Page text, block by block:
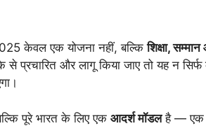
केवल एक योजना नहीं, बल्किशिक्षा,
प्रचारित और लागू किया जाए तो यह न सिर्फ
पूरे भारत के लिए एक आदर्श मॉडलहै — एक